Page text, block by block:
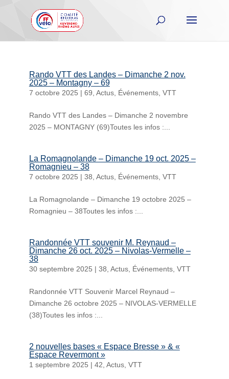
Rando VTT des Landes – Dimanche 2 nov.
2025 – Montagny – 69
7 octobre 2025 | 69 Actus, Événements, VTT
Rando VTT des Landes – Dimanche 2 novembre
2025 – MONTAGNY (69)Toutes les infos :...
La Romagnolande – Dimanche 19 oct. 2025 –
Romagnieu – 38
7 octobre 2025 | 38 Actus, Événements, VTT
La Romagnolande – Dimanche 19 octobre 2025 –
Romagnieu – 38Toutes les infos :...
Randonnée VTT souvenir M. Reynaud –
Dimanche 26 oct. 2025 – Nivolas-Vermelle –
38
30 septembre 2025 | 38 Actus, Événements, VTT
Randonnée VTT Souvenir Marcel Reynaud –
Dimanche 26 octobre 2025 – NIVOLAS-VERMELLE
(38)Toutes les infos :...
2 nouvelles bases « Espace Bresse » & «
Espace Revermont »
1 septembre 2025 | 42 Actus, VTT